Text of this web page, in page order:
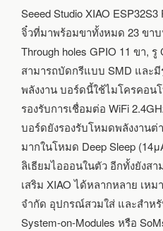
Seeed Studio XIAO
จิ๋วที่มาพร้อมขาทั้งหมด 23 ขา
Through holes GPIO 11 ขา, รู
สามารถบัดกรีแบบ SMD และมี
พลังงาน บอร์ดนี้ใช้ไมโครคอน
รองรับการเชื่อมต่อ WiFi
บอร์ดยังรองรับโหมดพลังงานต่
มากในโหมด Deep Sleep
ลิเธียมไอออนในตัว อีกทั้งยังส
เสริม XIAO ได้หลากหลาย เ
จำกัด อุปกรณ์สวมใส่ และสำห
System-on-Modules หรือ